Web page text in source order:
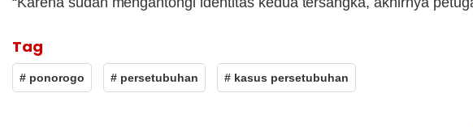
Tag
# ponorogo # persetubuhan # kasus persetubuhan